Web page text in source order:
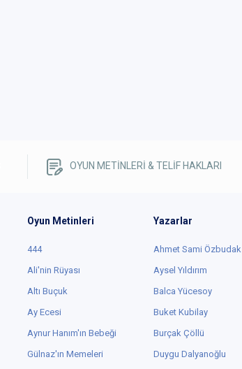
OYUN METİNLERİ & TELİF HAKLARI
Oyun Metinleri
444
Ali'nin Rüyası
Altı Buçuk
Ay Ecesi
Aynur Hanım'ın Bebeği
Gülnaz'ın Memeleri
Yazarlar
Ahmet Sami Özbudak
Aysel Yıldırım
Balca Yücesoy
Buket Kubilay
Burçak Çöllü
Duygu Dalyanoğlu